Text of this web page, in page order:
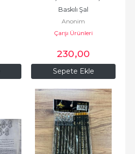
Sepete Ekle
Baskılı Şal
Anonim
Çarşı Ürünleri
230,00